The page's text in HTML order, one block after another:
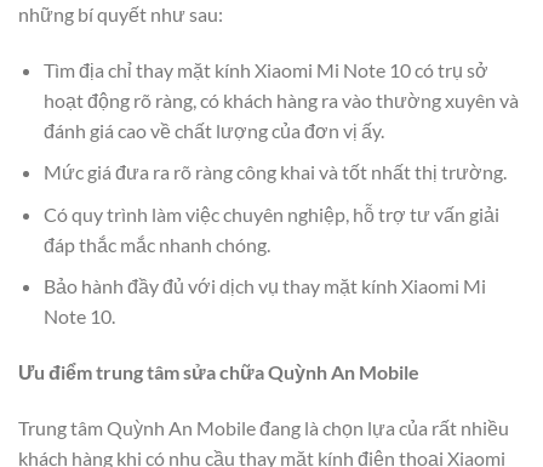
những bí quyết như sau:
Tìm địa chỉ thay mặt kính Xiaomi Mi Note 10 có trụ sở
hoạt động rõ ràng, có khách hàng ra vào thường xuyên và
đánh giá cao về chất lượng của đơn vị ấy.
Mức giá đưa ra rõ ràng công khai và tốt nhất thị trường.
Có quy trình làm việc chuyên nghiệp, hỗ trợ tư vấn giải
đáp thắc mắc nhanh chóng.
Bảo hành đầy đủ với dịch vụ thay mặt kính Xiaomi Mi
Note 10.
Ưu điểm trung tâm sửa chữa Quỳnh An Mobile
Trung tâm Quỳnh An Mobile đang là chọn lựa của rất nhiều
khách hàng khi có nhu cầu thay mặt kính điện thoại Xiaomi